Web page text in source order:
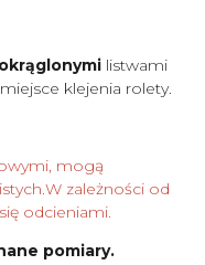
listwami
klejenia rolety.
mogą
zależności od
odcieniami.
pomiary.